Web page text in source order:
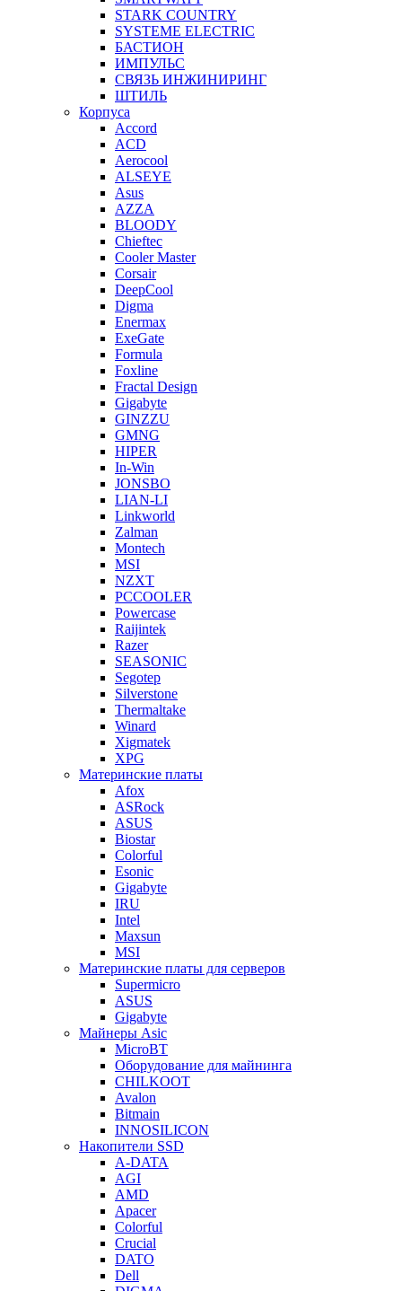
STARK COUNTRY
SYSTEME ELECTRIC
БАСТИОН
ИМПУЛЬС
СВЯЗЬ ИНЖИНИРИНГ
ШТИЛЬ
Корпуса
Accord
ACD
Aerocool
ALSEYE
Asus
AZZA
BLOODY
Chieftec
Cooler Master
Corsair
DeepCool
Digma
Enermax
ExeGate
Formula
Foxline
Fractal Design
Gigabyte
GINZZU
GMNG
HIPER
In-Win
JONSBO
LIAN-LI
Linkworld
Zalman
Montech
MSI
NZXT
PCCOOLER
Powercase
Raijintek
Razer
SEASONIC
Segotep
Silverstone
Thermaltake
Winard
Xigmatek
XPG
Материнские платы
Afox
ASRock
ASUS
Biostar
Colorful
Esonic
Gigabyte
IRU
Intel
Maxsun
MSI
Материнские платы для серверов
Supermicro
ASUS
Gigabyte
Майнеры Asic
MicroBT
Оборудование для майнинга
CHILKOOT
Avalon
Bitmain
INNOSILICON
Накопители SSD
A-DATA
AGI
AMD
Apacer
Colorful
Crucial
DATO
Dell